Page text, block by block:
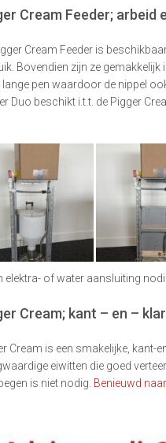
Cream Feeder; arbeid
Cream Feeder is
Bovendien zijn ze
lange pen waardoor de nippel
Duo beschikt i.t.t. de Pigger
elektra- of water aansluiting
Cream; kant – en –
Cream is een smakelijke, kant-
eiwitten die goed
is niet nodig. Benieuwd